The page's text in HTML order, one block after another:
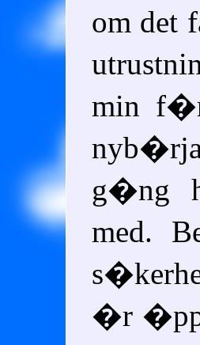
om det
min
g�ng
med.
�r